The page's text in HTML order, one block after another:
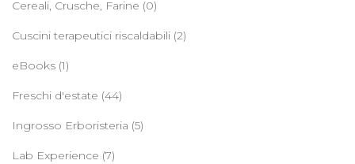
Cereali, Crusche, Farine (0)
Cuscini terapeutici riscaldabili (2)
eBooks (1)
Freschi d'estate (44)
Ingrosso Erboristeria (5)
Lab Experience (7)